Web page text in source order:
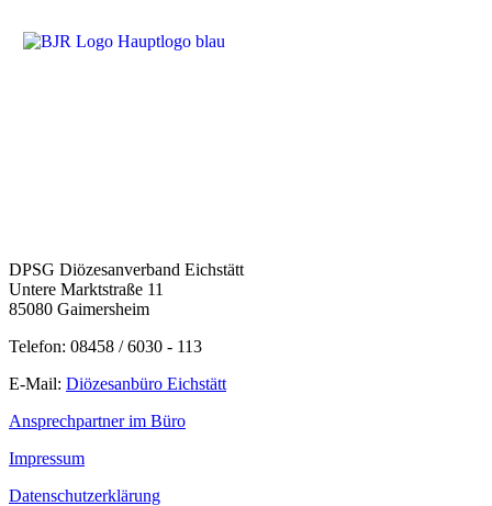
DPSG Diözesanverband Eichstätt
Untere Marktstraße 11
85080 Gaimersheim
Telefon: 08458 / 6030 - 113
E-Mail: Diözesanbüro Eichstätt
Ansprechpartner im Büro
Impressum
Datenschutzerklärung